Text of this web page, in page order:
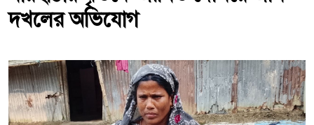
দখলের অভিযোগ